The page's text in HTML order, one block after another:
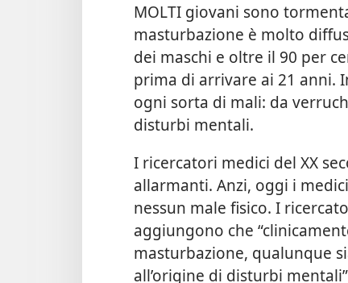
MOLTI giovani sono
masturbazione è molto
dei maschi e oltre il 90 per
prima di arrivare ai 21 anni.
ogni sorta di mali: da
disturbi mentali.
I ricercatori medici del XX
allarmanti. Anzi, oggi i
nessun male fisico. I
aggiungono che
masturbazione, qualunque
all’origine di disturbi